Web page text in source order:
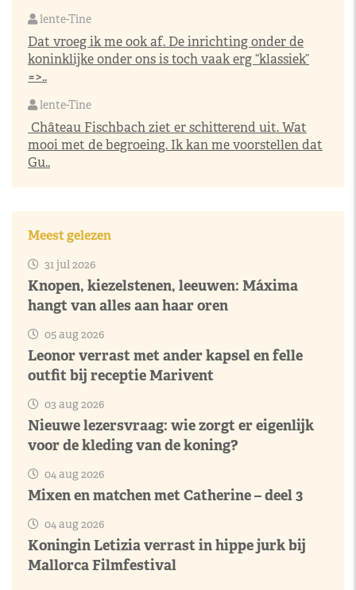
lente-Tine
Dat vroeg ik me ook af. De inrichting onder de
koninklijke onder ons is toch vaak erg “klassiek”
=>..
lente-Tine
Château Fischbach ziet er schitterend uit. Wat
mooi met de begroeing. Ik kan me voorstellen dat
Gu..
Meest gelezen
31 jul 2026
Knopen, kiezelstenen, leeuwen: Máxima
hangt van alles aan haar oren
05 aug 2026
Leonor verrast met ander kapsel en felle
outfit bij receptie Marivent
03 aug 2026
Nieuwe lezersvraag: wie zorgt er eigenlijk
voor de kleding van de koning?
04 aug 2026
Mixen en matchen met Catherine – deel 3
04 aug 2026
Koningin Letizia verrast in hippe jurk bij
Mallorca Filmfestival